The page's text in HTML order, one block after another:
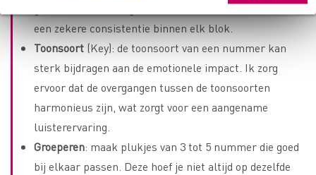
genre bevat. Dit zorgt voor variatie, maar behoudt ook
een zekere consistentie binnen elk blok.
Toonsoort (Key): de toonsoort van een nummer kan
sterk bijdragen aan de emotionele impact. Ik zorg
ervoor dat de overgangen tussen de toonsoorten
harmonieus zijn, wat zorgt voor een aangename
luisterervaring.
Groeperen: maak plukjes van 3 tot 5 nummer die goed
bij elkaar passen. Deze hoef je niet altijd op dezelfde